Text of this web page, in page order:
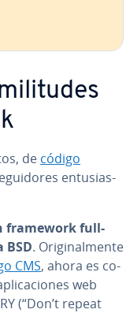
de código
en­tu­sia­s­
framework full-
. Ori­gi­na­l­me­n­te
CMS, ahora es co­
web
(“Don’t repeat